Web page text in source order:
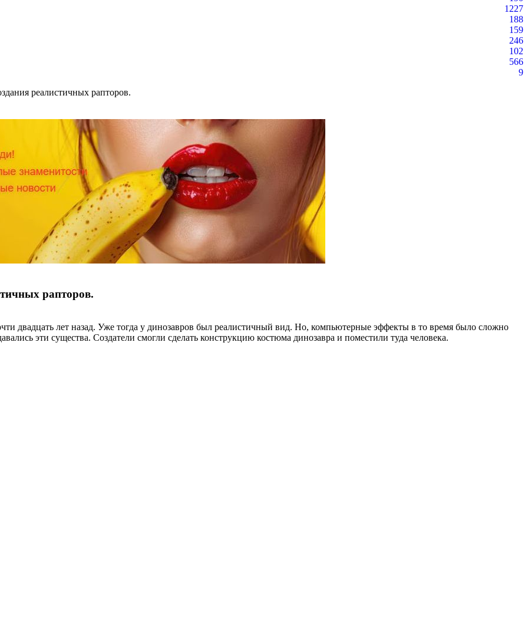
1227
188
159
246
102
566
9
реалистичных рапторов.
рапторов.
двадцать лет назад. Уже тогда у динозавров был реалистичный вид. Но, компьютерные эффекты в то время было сложно
эти существа. Создатели смогли сделать конструкцию костюма динозавра и поместили туда человека.